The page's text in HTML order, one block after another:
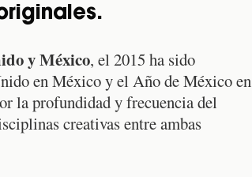
y México, el 2015 ha sido
en México y el Año de México en
la profundidad y frecuencia del
creativas entre ambas